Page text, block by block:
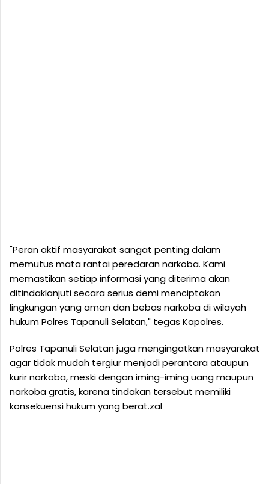
"Peran aktif masyarakat sangat penting dalam
memutus mata rantai peredaran narkoba. Kami
memastikan setiap informasi yang diterima akan
ditindaklanjuti secara serius demi menciptakan
lingkungan yang aman dan bebas narkoba di wilayah
hukum Polres Tapanuli Selatan," tegas Kapolres.
Polres Tapanuli Selatan juga mengingatkan masyarakat
agar tidak mudah tergiur menjadi perantara ataupun
kurir narkoba, meski dengan iming-iming uang maupun
narkoba gratis, karena tindakan tersebut memiliki
konsekuensi hukum yang berat.zal